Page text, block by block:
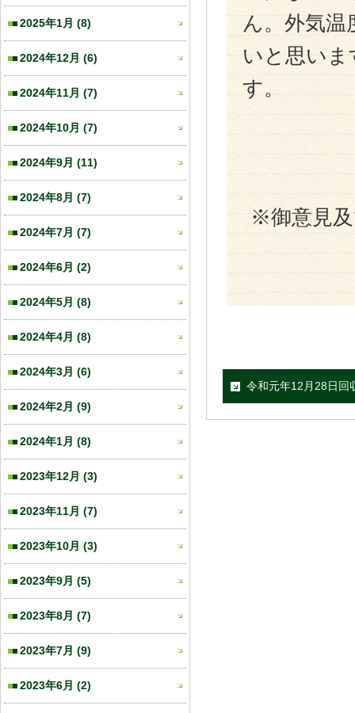
ん。外気
いと思い
す。
※御意見
令和元年12月28日回
2025年1月 (8)
2024年12月 (6)
2024年11月 (7)
2024年10月 (7)
2024年9月 (11)
2024年8月 (7)
2024年7月 (7)
2024年6月 (2)
2024年5月 (8)
2024年4月 (8)
2024年3月 (6)
2024年2月 (9)
2024年1月 (8)
2023年12月 (3)
2023年11月 (7)
2023年10月 (3)
2023年9月 (5)
2023年8月 (7)
2023年7月 (9)
2023年6月 (2)